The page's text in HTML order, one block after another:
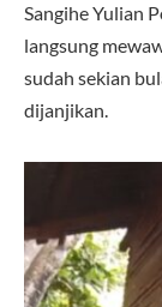
Sangihe Yulian
langsung
sudah sekian
dijanjikan.